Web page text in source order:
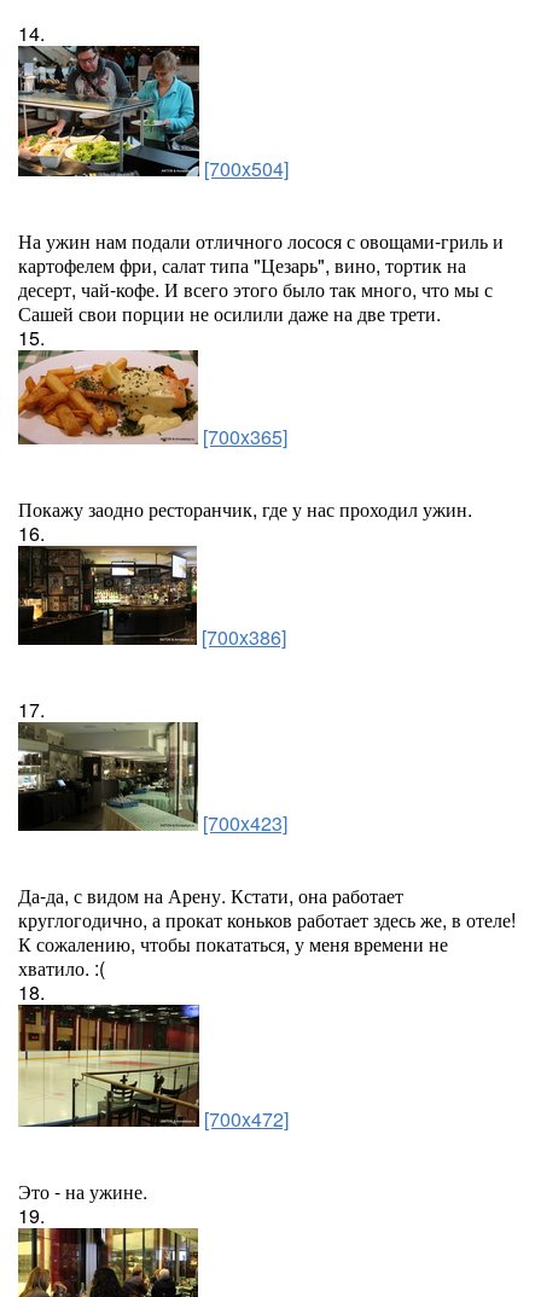
14.
[700x504]
На ужин нам подали отличного лосося с овощами-гриль и
картофелем фри, салат типа "Цезарь", вино, тортик на
десерт, чай-кофе. И всего этого было так много, что мы с
Сашей свои порции не осилили даже на две трети.
15.
[700x365]
Покажу заодно ресторанчик, где у нас проходил ужин.
16.
[700x386]
17.
[700x423]
Да-да, с видом на Арену. Кстати, она работает
круглогодично, а прокат коньков работает здесь же, в отеле!
К сожалению, чтобы покататься, у меня времени не
хватило. :(
18.
[700x472]
Это - на ужине.
19.